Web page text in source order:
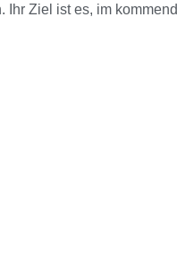
Ziel ist es, im